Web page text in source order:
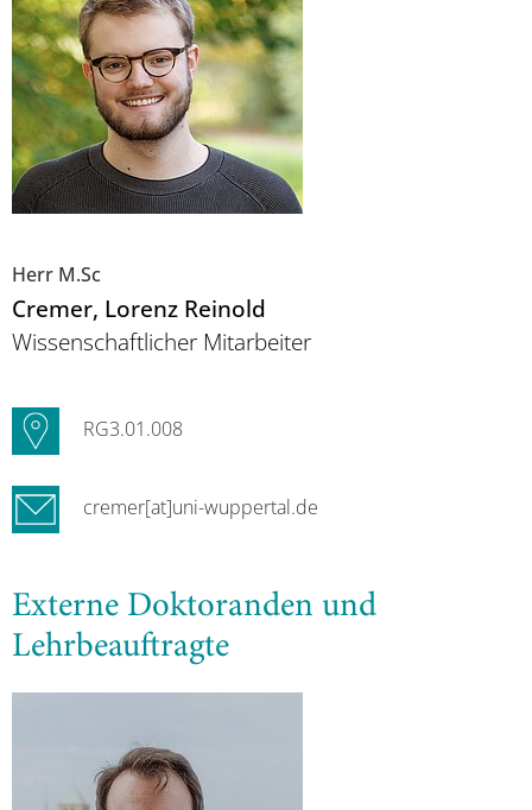
Herr M.Sc
Cremer, Lorenz Reinold
Wissenschaftlicher Mitarbeiter
RG3.01.008
cremer[at]uni-wuppertal.de
Externe Doktoranden und
Lehrbeauftragte